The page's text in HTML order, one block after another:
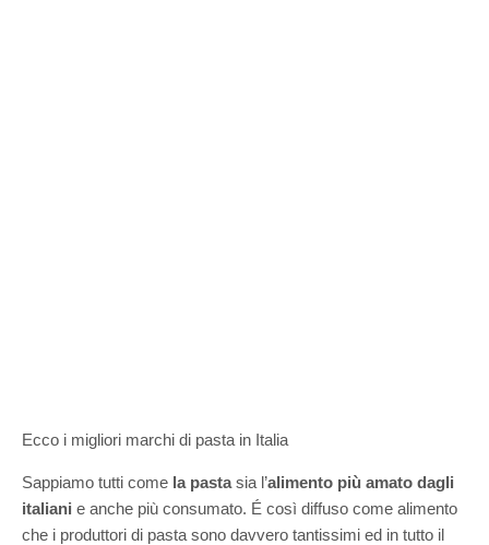
Ecco i migliori marchi di pasta in Italia
Sappiamo tutti come la pastasia l’alimento più amato dagli
italiani e anche più consumato. É così diffuso come alimento
che i produttori di pasta sono davvero tantissimi ed in tutto il